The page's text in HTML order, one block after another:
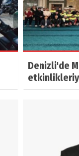
Denizli'de